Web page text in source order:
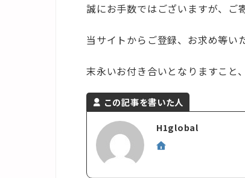
誠にお手数ではございますが、ご
当サイトからご登録、お求め等い
末永いお付き合いとなりますこと
この記事を書いた人
H1global